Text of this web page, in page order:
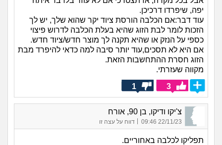
יפה, שיפרדו דרכיכן.
עוד דבר:אם הכלבה הורסת ציוד יקר שהוא שלך, יש לך
הזכות לומר לבת הזוג שהיא בעלת הכלבה לדרוש פיצוי
כספי על הנזק או שהיא תקנה לך מוצר חדש/ציוד חדש.
אם היא לא תסכים,עוד יותר סיבה למה כדאי להיפרד מבת
הזוג חסרת ההתחשבות הזאת.
מקווה שעזרתי.
3
1
צ'יקו ודיקו, בן 90, אורח
22/11/23 09:46
| דווח על עצה זו
תפליקו לכלבה באחוריים.